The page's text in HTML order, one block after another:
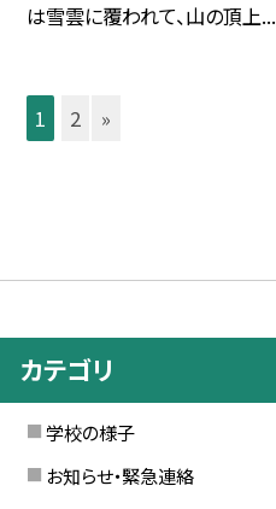
は雪雲に覆われて、山の頂上...
1 2 »
カテゴリ
学校の様子
お知らせ・緊急連絡